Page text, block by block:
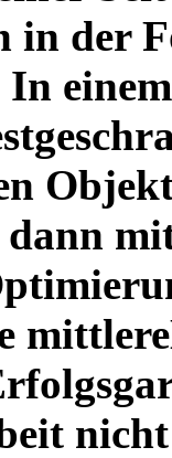
in der